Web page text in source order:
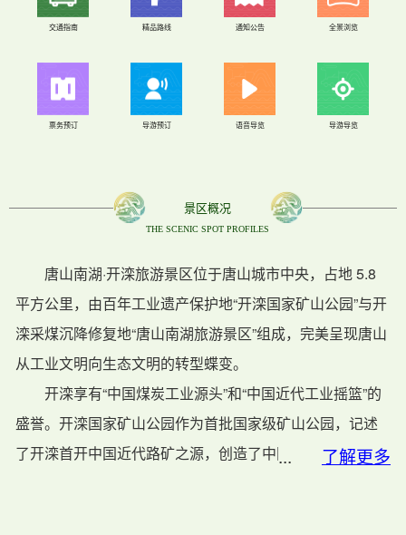
交通指南 精品路线 通知公告 全景浏览
票务预订 导游预订 语音导览 导游导览
景区概况
THE SCENIC SPOT PROFILES
唐山南湖·开滦旅游景区位于唐山城市中央，占地 5.8
平方公里，由百年工业遗产保护地“开滦国家矿山公园”与开
滦采煤沉降修复地“唐山南湖旅游景区”组成，完美呈现唐山
从工业文明向生态文明的转型蝶变。
开滦享有“中国煤炭工业源头”和“中国近代工业摇篮”的
盛誉。开滦国家矿山公园作为首批国家级矿山公园，记述
了开滦首开中国近代路矿之源，创造了中国近代史上第一
... 了解更多